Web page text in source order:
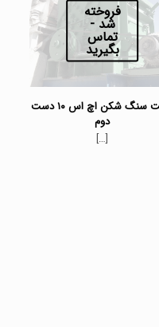
فروخته
شد -
تماس
بگیرید
قیمت سنگ شکن اچ اس ۱۰ دست
دوم
[…]